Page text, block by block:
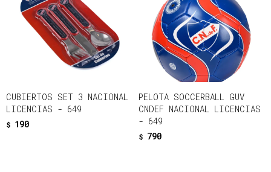
CUBIERTOS SET 3 NACIONAL
LICENCIAS - 649
$ 190
PELOTA SOCCERBALL GUV
CNDEF NACIONAL LICENCIAS
- 649
$ 790